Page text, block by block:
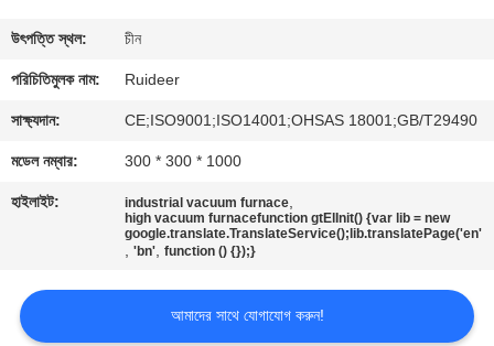
যোগাযোগ
একটি
অনুরোধ
করুন
সাইট
ম্যাপ
উৎপত্তি স্থল: চীন
পরিচিতিমুলক নাম: Ruideer
সাক্ষ্যদান: CE;ISO9001;ISO14001;OHSAS 18001;GB/T29490
মডেল নম্বার: 300 * 300 * 1000
হাইলাইট: industrial vacuum furnace,
high vacuum furnacefunction gtElInit() {var lib = new
google.translate.TranslateService();lib.translatePage('en'
,'bn',function () {});}
আমাদের সাথে যোগাযোগ করুন!